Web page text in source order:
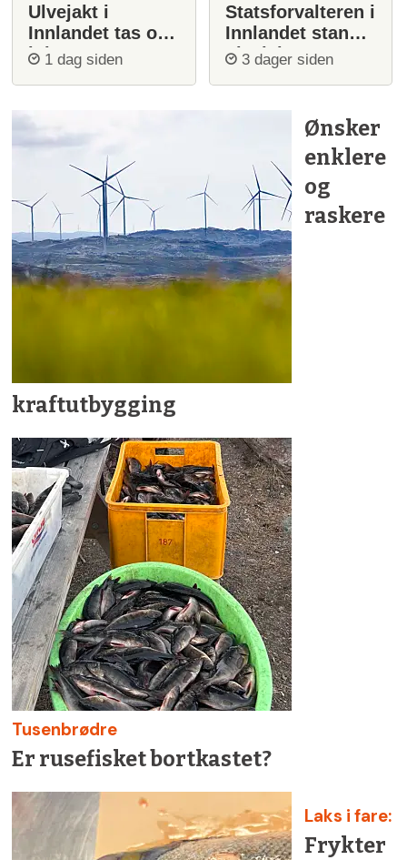
Ulvejakt i
Innlandet tas opp
igjen
1 dag siden
Statsforvalteren i
Innlandet stanser
ulvejakt
3 dager siden
Ønsker
enklere
og
raskere
kraftutbygging
Tusenbrødre
Er rusefisket bortkastet?
Laks i fare:
Frykter